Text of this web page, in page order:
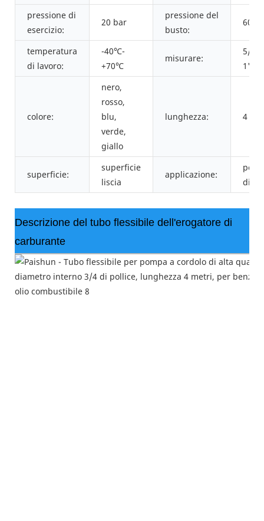
pressione di
esercizio:
20 bar
pressione del
busto:
60
temperatura
di lavoro:
-40℃-
+70℃
misurare:
5/
1"
colore:
nero,
rosso,
blu,
verde,
giallo
lunghezza: 4
superficie:
superficie
liscia
applicazione:
per
di
Descrizione del tubo flessibile dell'erogatore di
carburante